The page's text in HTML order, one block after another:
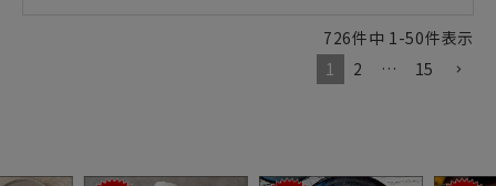
726件中 1 -50件表示
1
2 … 15